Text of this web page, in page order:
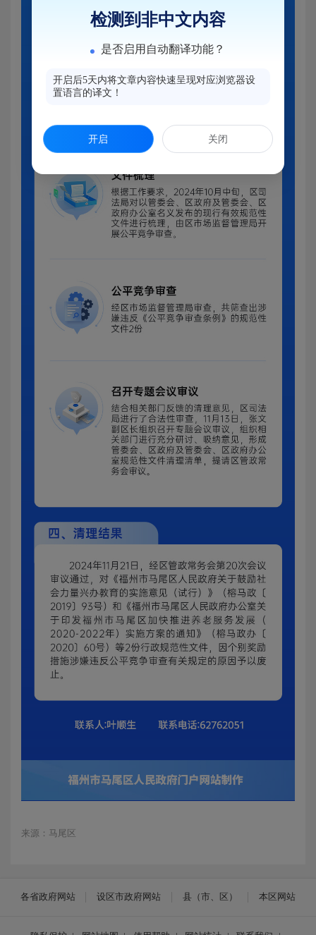
来源：马尾区
各省政府网站 设区市政府网站 县（市、区） 本区网站
检测到非中文内容
是否启用自动翻译功能？
开启后5天内将文章内容快速呈现对应浏览器设
置语言的译文！
开启 关闭